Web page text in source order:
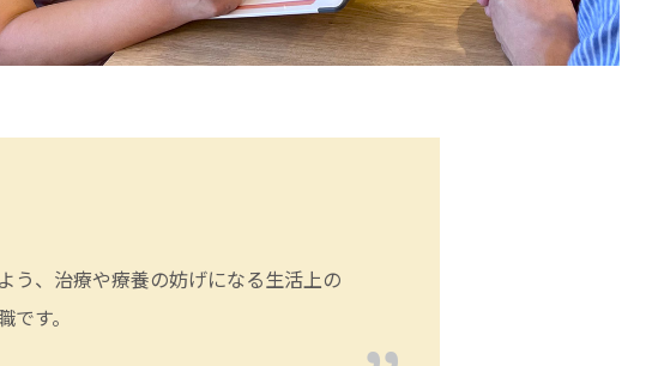
う、治療や療養の妨げになる生活上の
す。